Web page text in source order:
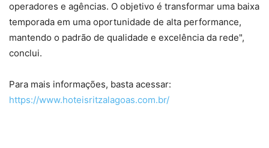
operadores e agências. O objetivo é transformar uma baixa
temporada em uma oportunidade de alta performance,
mantendo o padrão de qualidade e excelência da rede",
conclui.
Para mais informações, basta acessar:
https://www.hoteisritzalagoas.com.br/